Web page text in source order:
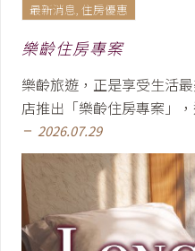
最新消息, 住房優惠
樂齡住房專案
樂齡旅遊，正是享受生活
店推出「樂齡住房專案」
remove 2026.07.29